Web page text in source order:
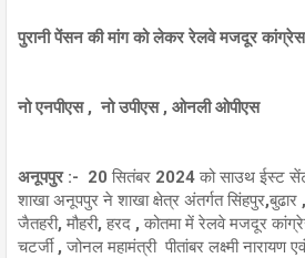
पुरानी पेंसन की मांग को लेकर रेलवे मजदूर कांग्रेस
नो एनपीएस , नो उपीएस , ओनली ओपीएस
अनूपपुर :- 20 सितंबर 2024 को साउथ ईस्ट
शाखा अनूपपुर ने शाखा क्षेत्र अंतर्गत
जैतहरी, मौहरी, हरद , कोतमा में रेलवे मजदूर
चटर्जी , जोनल महामंत्री पीतांबर लक्ष्मी